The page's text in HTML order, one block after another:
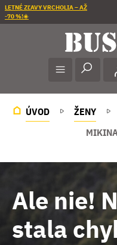
LETNÉ ZĽAVY VRCHOLIA – AŽ
-70 %!☀️
ÚVOD ŽENY
Ale nie!
stala